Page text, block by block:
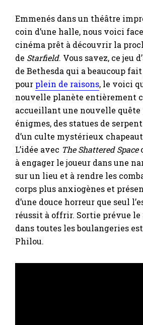
Emmenés dans un théâtre
coin d’une halle, nous voici
cinéma prêt à découvrir la
de Starfield. Vous savez, ce jeu
de Bethesda qui a beaucoup
pour plein de raisons, le voici
nouvelle planète entièrement
accueillant une nouvelle quête
énigmes, des statues de
d’un culte mystérieux
L’idée avec The Shattered Space
à engager le joueur dans une
sur un lieu et à rendre les
corps plus anxiogènes et
d’une douce horreur que seul
réussit à offrir. Sortie prévue le
dans toutes les boulangeries
Philou.